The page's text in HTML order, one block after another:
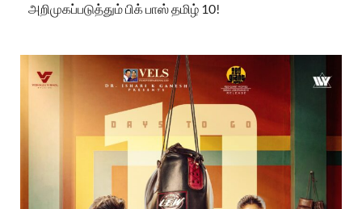
அறிமுகப்படுத்தும் பிக் பாஸ் தமிழ் 10!